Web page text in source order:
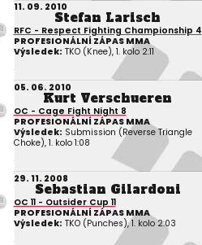
11. 09. 2010
Stefan Larisch
RFC - Respect Fighting Championship 4
PROFESIONÁLNÍ ZÁPAS MMA
Výsledek: TKO (Knee), 1. kolo 2:11
05. 06. 2010
Kurt Verschueren
OC - Cage Fight Night 8
PROFESIONÁLNÍ ZÁPAS MMA
Výsledek: Submission (Reverse Triangle
Choke), 1. kolo 1:08
29. 11. 2008
Sebastian Gilardoni
OC 11 - Outsider Cup 11
PROFESIONÁLNÍ ZÁPAS MMA
Výsledek: TKO (Punches), 1. kolo 2:03